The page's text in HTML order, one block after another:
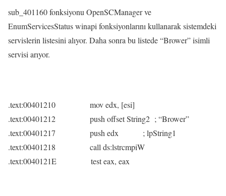
sub_401160 fonksiyonu OpenSCManager ve
EnumServicesStatus winapi fonksiyonlarını kullanarak sistemdeki
servislerin listesini alıyor. Daha sonra bu listede “Brower” isimli
servisi arıyor.
.text:00401210 mov edx, [esi]
.text:00401212 push offset String2 ; “Brower”
.text:00401217 push edx ; lpString1
.text:00401218 call ds:lstrcmpiW
.text:0040121E test eax, eax